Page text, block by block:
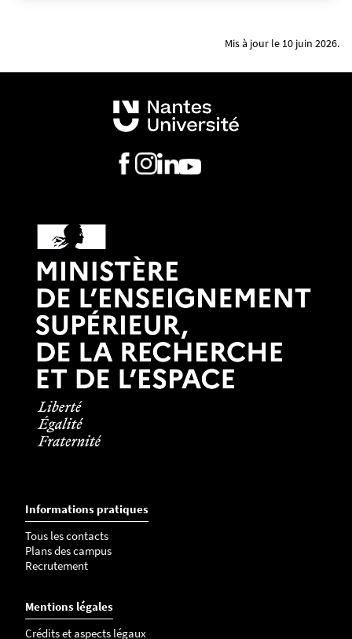
Mis à jour le 10 juin 2026.
Informations pratiques
Tous les contacts
Plans des campus
Recrutement
Mentions légales
Crédits et aspects légaux